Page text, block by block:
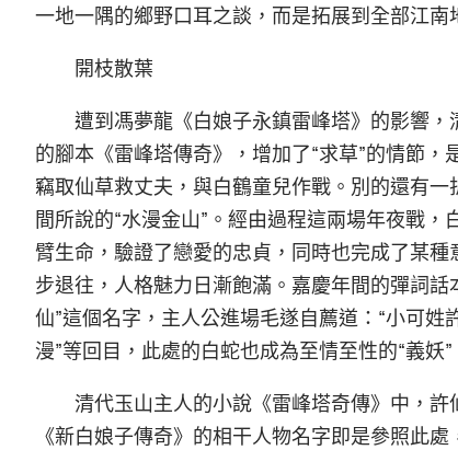
一地一隅的鄉野口耳之談，而是拓展到全部江南
開枝散葉
遭到馮夢龍《白娘子永鎮雷峰塔》的影響
的腳本《雷峰塔傳奇》，增加了“求草”的情節
竊取仙草救丈夫，與白鶴童兒作戰。別的還有
間所說的“水漫金山”。經由過程這兩場年夜戰
臂生命，驗證了戀愛的忠貞，同時也完成了某
步退往，人格魅力日漸飽滿。嘉慶年間的彈詞
仙”這個名字，主人公進場毛遂自薦道：“小可姓
漫”等回目，此處的白蛇也成為至情至性的“義妖
清代玉山主人的小說《雷峰塔奇傳》中，
《新白娘子傳奇》的相干人物名字即是參照此